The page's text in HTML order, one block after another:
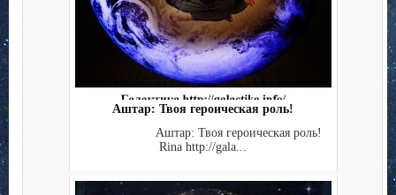
Аштар: Твоя героическая роль!
Аштар: Твоя героическая роль!
Rina http://gala...